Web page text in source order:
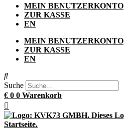
MEIN BENUTZERKONTO
ZUR KASSE
EN
MEIN BENUTZERKONTO
ZUR KASSE
EN
Suche
€ 0 0 Warenkorb